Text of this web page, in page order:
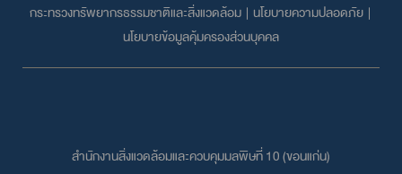
กระทรวงทรัพยากรธรรมชาติและสิ่งแวดล้อม | นโยบายความปลอดภัย |
นโยบายข้อมูลคุ้มครองส่วนบุคคล
สำนักงานสิ่งแวดล้อมและควบคุมมลพิษที่ 10 (ขอนแก่น)